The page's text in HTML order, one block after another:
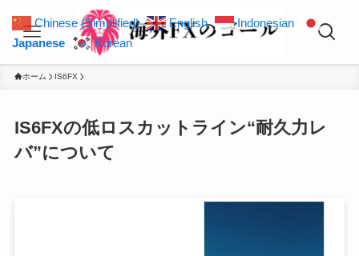
ホーム IS6FX
IS6FXの低ロスカットライン“耐久力レ
バ”について
Chinese (Simplified) English
Indonesian
Japanese
Korean